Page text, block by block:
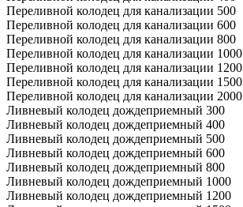
Переливной колодец для канализации 500
Переливной колодец для канализации 600
Переливной колодец для канализации 800
Переливной колодец для канализации 1000
Переливной колодец для канализации 1200
Переливной колодец для канализации 1500
Переливной колодец для канализации 2000
Ливневый колодец дождеприемный 300
Ливневый колодец дождеприемный 400
Ливневый колодец дождеприемный 500
Ливневый колодец дождеприемный 600
Ливневый колодец дождеприемный 800
Ливневый колодец дождеприемный 1000
Ливневый колодец дождеприемный 1200